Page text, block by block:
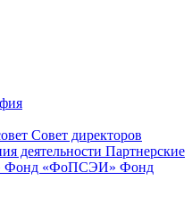
Совет директоров
деятельности Партнерские
Фонд «ФоПСЭИ» Фонд